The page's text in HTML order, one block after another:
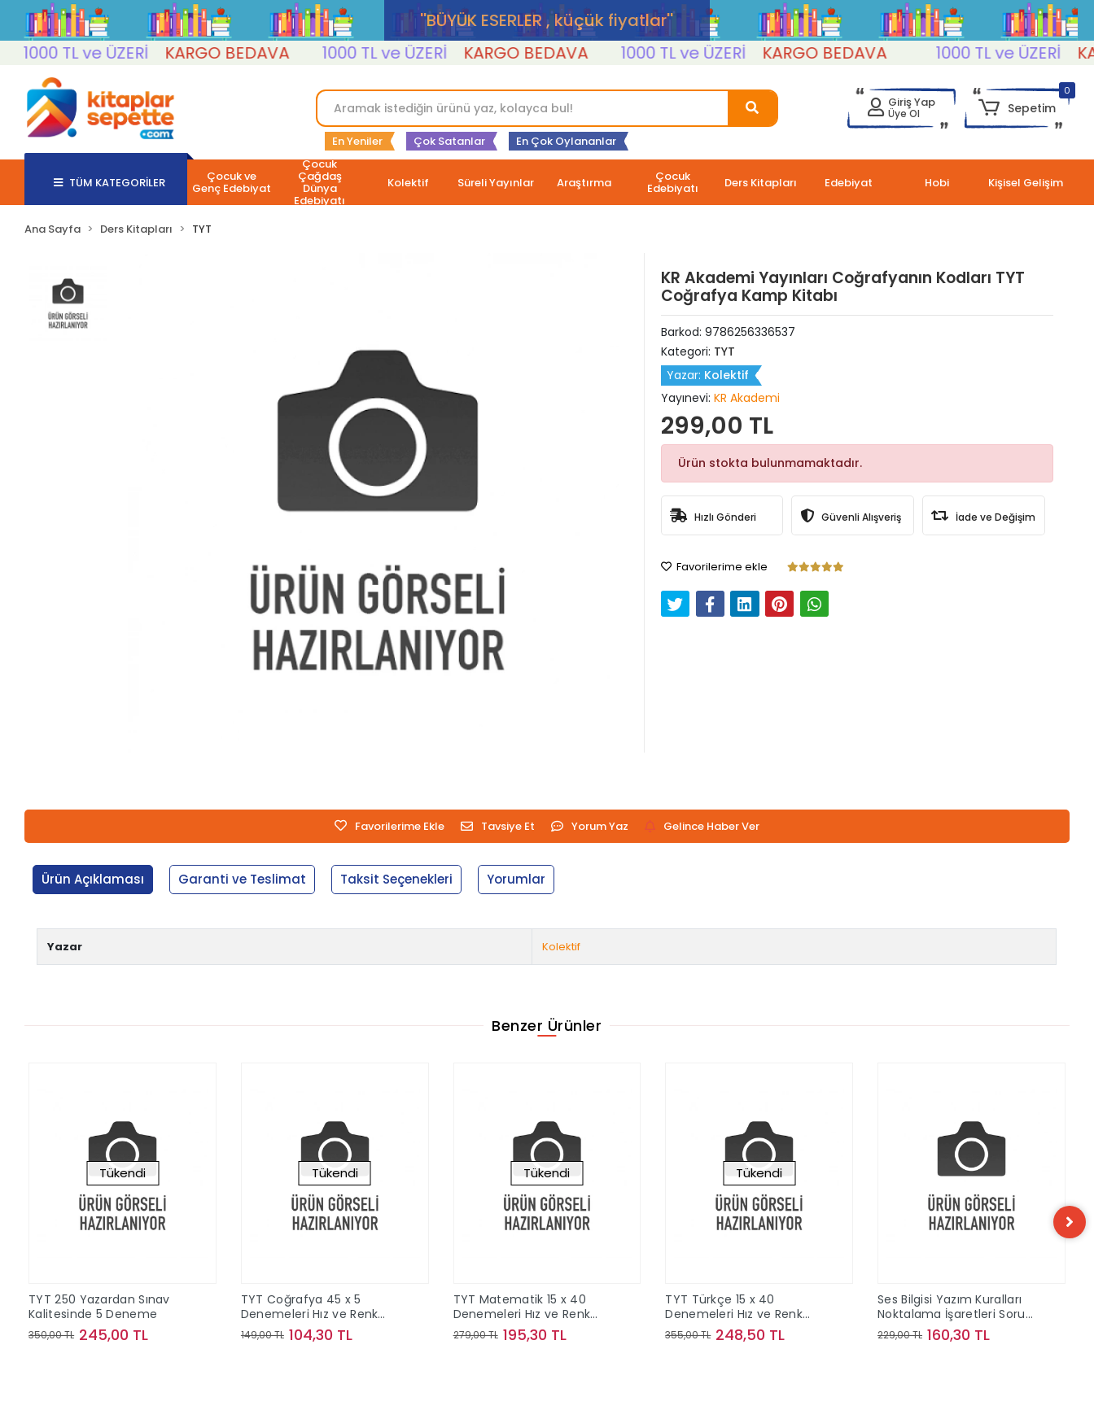
''BÜYÜK ESERLER , küçük fiyatlar''
TL ve ÜZERİ
KARGO BEDAVA 1000 TL ve ÜZERİ KARGO BEDAVA 1000 TL ve ÜZERİ KARGO BEDAVA 1000 TL ve ÜZERİ
En Yeniler Çok Satanlar En Çok Oylananlar
Giriş Yap
Üye Ol
0
Sepetim
TÜM KATEGORİLER Çocuk ve
Genç Edebiyat
Çocuk
Çağdaş
Dünya
Edebiyatı
Kolektif Süreli Yayınlar Araştırma Çocuk
Edebiyatı Ders Kitapları Edebiyat Hobi Kişisel Gelişim
Ana Sayfa Ders Kitapları TYT
KR Akademi Yayınları Coğrafyanın Kodları TYT
Coğrafya Kamp Kitabı
Barkod: 9786256336537
Kategori: TYT
Yazar: Kolektif
Yayınevi: KR Akademi
299,00 TL
Ürün stokta bulunmamaktadır.
Hızlı Gönderi Güvenli Alışveriş İade ve Değişim
Favorilerime ekle
Favorilerime Ekle Tavsiye Et Yorum Yaz Gelince Haber Ver
Ürün Açıklaması Garanti ve Teslimat Taksit Seçenekleri Yorumlar
Yazar Kolektif
Benzer Ürünler
Tükendi
TYT 250 Yazardan Sınav
Kalitesinde 5 Deneme
350,00 TL 245,00 TL
Tükendi
TYT Coğrafya 45 x 5
Denemeleri Hız ve Renk
Yayınları
149,00 TL 104,30 TL
Tükendi
TYT Matematik 15 x 40
Denemeleri Hız ve Renk
Yayınları
279,00 TL 195,30 TL
Tükendi
TYT Türkçe 15 x 40
Denemeleri Hız ve Renk
Yayınları
355,00 TL 248,50 TL
Ses Bilgisi Yazım Kuralları
Noktalama İşaretleri Soru
ve Konu Kampı Bilgi Sarmal
Yayınları
229,00 TL 160,30 TL